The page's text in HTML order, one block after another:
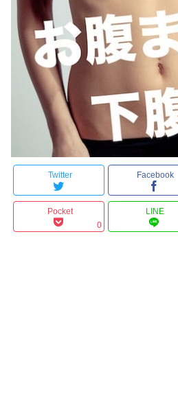
Twitter
Facebook
Pocket
0
LINE